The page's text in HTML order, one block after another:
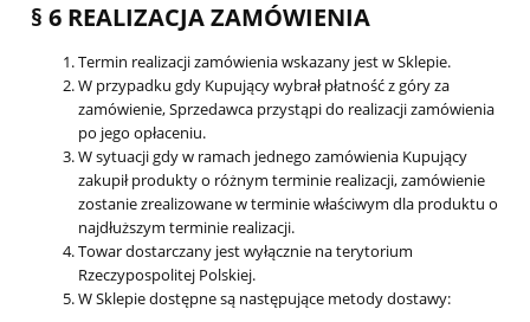
§ 6 REALIZACJA ZAMÓWIENIA
Termin realizacji zamówienia wskazany jest w Sklepie.
W przypadku gdy Kupujący wybrał płatność z góry za
zamówienie, Sprzedawca przystąpi do realizacji zamówienia
po jego opłaceniu.
W sytuacji gdy w ramach jednego zamówienia Kupujący
zakupił produkty o różnym terminie realizacji, zamówienie
zostanie zrealizowane w terminie właściwym dla produktu o
najdłuższym terminie realizacji.
Towar dostarczany jest wyłącznie na terytorium
Rzeczypospolitej Polskiej.
W Sklepie dostępne są następujące metody dostawy: